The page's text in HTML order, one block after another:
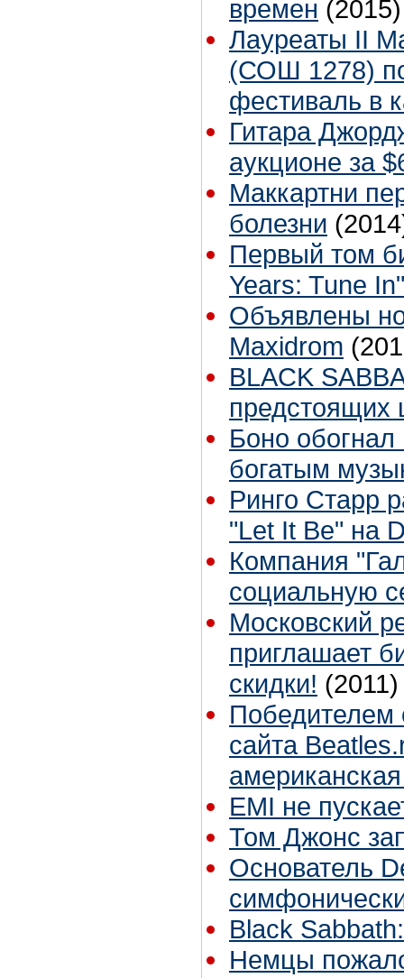
времен (2015)
Лауреаты II
(СОШ 1278)
фестиваль в
Гитара
аукционе за
Маккартни
болезни
Первый том
Years: Tune
Объявлены
Maxidrom
BLACK
Боно
богатым
Ринго Старр
"Let It Be" на
Компания
социальную
Московский
приглашает
скидки! (2011)
Победителем
сайта
EMI не
Том Джонс
Основатель
Black
Немцы